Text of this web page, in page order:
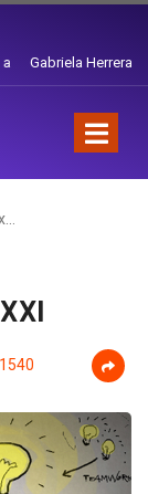
Corporación
1540